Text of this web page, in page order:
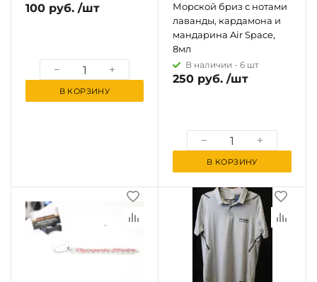
100 руб. /шт
В КОРЗИНУ
Морской бриз с нотами
лаванды, кардамона и
мандарина Air Space,
8мл
В наличии - 6 шт
250 руб. /шт
В КОРЗИНУ